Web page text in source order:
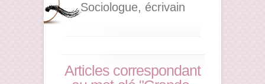
Sociologue, écrivain
Articles correspondant